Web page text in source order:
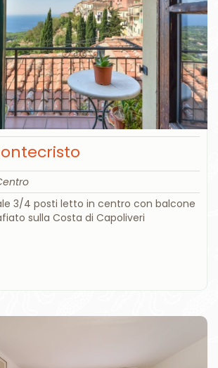
3/4 posti letto in centro con balcone
sulla Costa di Capoliveri